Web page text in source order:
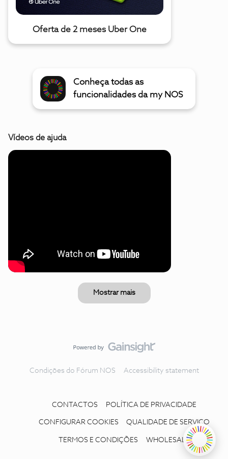
Oferta de 2 meses Uber One
Conheça todas as
funcionalidades da my NOS
Vídeos de ajuda
Mostrar mais
Condições do Fórum NOS Accessibility statement
CONTACTOS POLÍTICA DE PRIVACIDADE
CONFIGURAR COOKIES QUALIDADE DE SERVIÇO
TERMOS E CONDIÇÕES WHOLESALE